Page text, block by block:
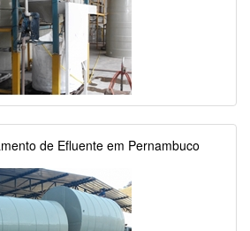
de Efluente em Pernambuco